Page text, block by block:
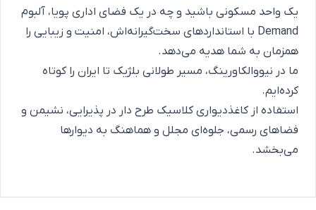
یک واحد مسکونی باشید و چه در یک فضای اداری پویا، آلبوم
Demand با استانداردهای سخت‌گیرانه‌اش، امنیت و زیبایی را
همزمان به شما هدیه می‌دهد.
ما در نیووالکاورینگ، مسیر طولانی بلژیک تا ایران را کوتاه
کرده‌ایم.
استفاده از کاغذدیواری کلاسیک طرح دار در پذیرایی، نشیمن و
فضاهای رسمی، جلوه‌ای مجلل و هماهنگ به دیوارها
می‌بخشد.